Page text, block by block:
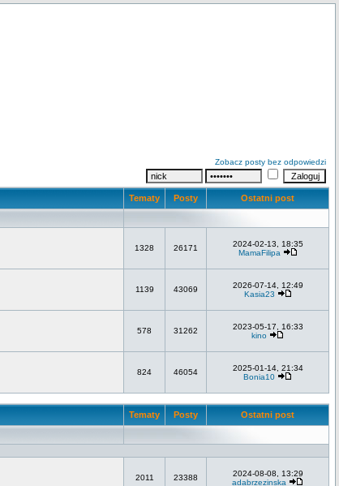
Zobacz posty bez odpowiedzi
Tematy Posty Ostatni post
1328 26171
2024-02-13, 18:35
MamaFilipa
1139 43069
2026-07-14, 12:49
Kasia23
578 31262
2023-05-17, 16:33
kino
824 46054
2025-01-14, 21:34
Bonia10
Tematy Posty Ostatni post
2011 23388
2024-08-08, 13:29
adabrzezinska